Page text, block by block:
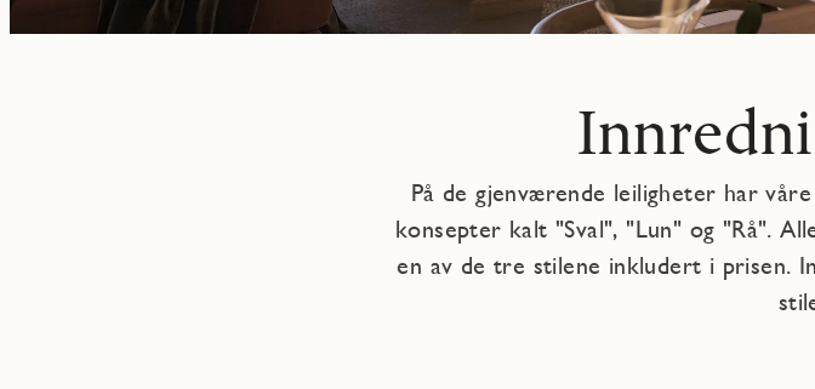
På de gjenværende leiligheter har
konsepter kalt "Sval", "Lun" og "Rå".
en av de tre stilene inkludert i prisen.